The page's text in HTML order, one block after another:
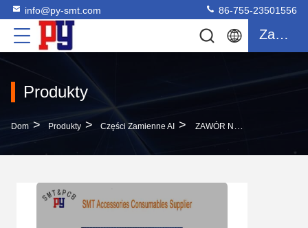
info@py-smt.com 86-755-23501556
Zacytować
Produkty
Dom > Produkty > Części Zamienne AI > ZAWÓR N413VHK2-130 VHK2-04F-04F Części Do Maszyn Panasonic AI Duże W Magazynie